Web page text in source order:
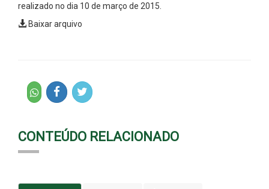
realizado no dia 10 de março de 2015.
Baixar arquivo
CONTEÚDO RELACIONADO